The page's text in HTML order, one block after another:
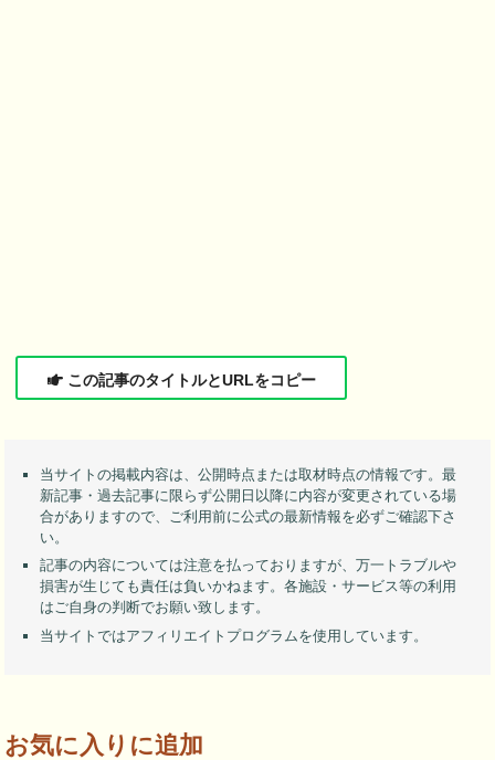
この記事のタイトルとURLをコピー
当サイトの掲載内容は、公開時点または取材時点の情報です。最
新記事・過去記事に限らず公開日以降に内容が変更されている場
合がありますので、ご利用前に公式の最新情報を必ずご確認下さ
い。
記事の内容については注意を払っておりますが、万一トラブルや
損害が生じても責任は負いかねます。各施設・サービス等の利用
はご自身の判断でお願い致します。
当サイトではアフィリエイトプログラムを使用しています。
お気に入りに追加